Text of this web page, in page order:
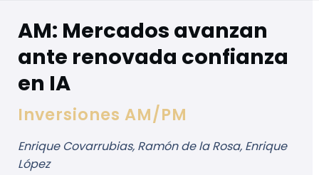
AM: Mercados avanzan
ante renovada confianza
en IA
Inversiones AM/PM
Enrique Covarrubias, Ramón de la Rosa, Enrique
López